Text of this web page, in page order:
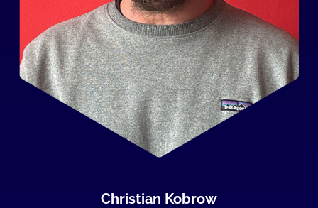
Christian Kobrow